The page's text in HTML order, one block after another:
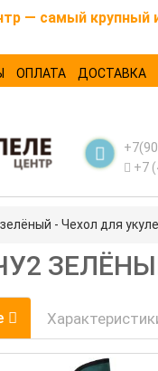
— самый крупный
ОПЛАТА ДОСТАВКА
+7
- Чехол для
ЧУ2